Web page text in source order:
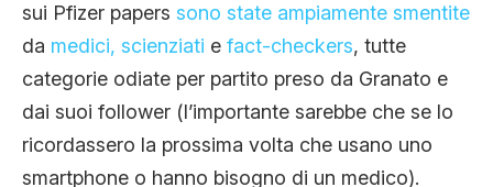
sui Pfizer papers sono state ampiamente smentite
da medici, scienziati e fact-checkers, tutte
categorie odiate per partito preso da Granato e
dai suoi follower (l’importante sarebbe che se lo
ricordassero la prossima volta che usano uno
smartphone o hanno bisogno di un medico).